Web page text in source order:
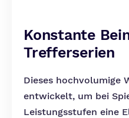
Konstante
Trefferserien
Dieses hochvolumige
entwickelt, um bei
Leistungsstufen eine